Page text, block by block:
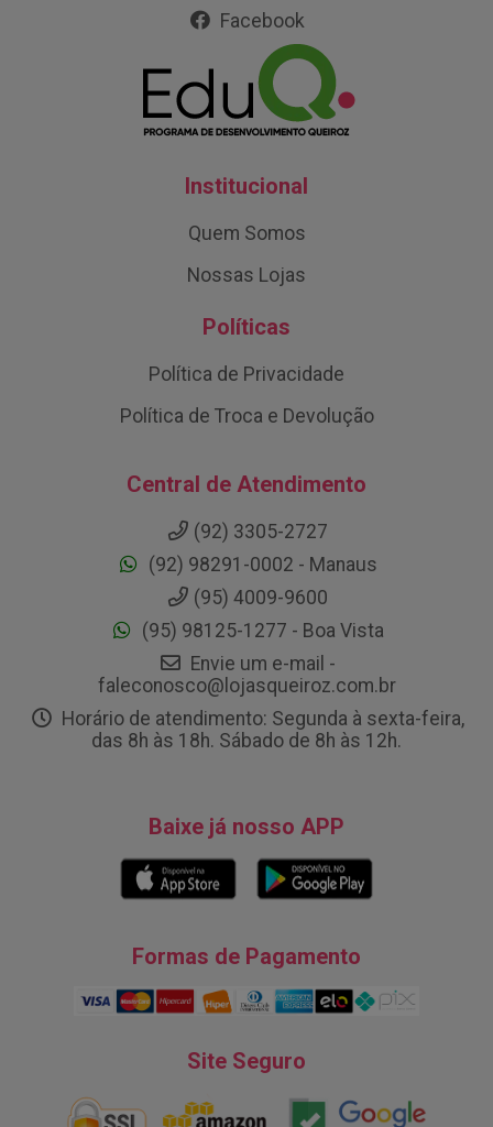
Facebook
Institucional
Quem Somos
Nossas Lojas
Políticas
Política de Privacidade
Política de Troca e Devolução
Central de Atendimento
(92) 3305-2727
(92) 98291-0002 - Manaus
(95) 4009-9600
(95) 98125-1277 - Boa Vista
Envie um e-mail -
faleconosco@lojasqueiroz.com.br
Horário de atendimento: Segunda à sexta-feira,
das 8h às 18h. Sábado de 8h às 12h.
Baixe já nosso APP
Formas de Pagamento
Site Seguro